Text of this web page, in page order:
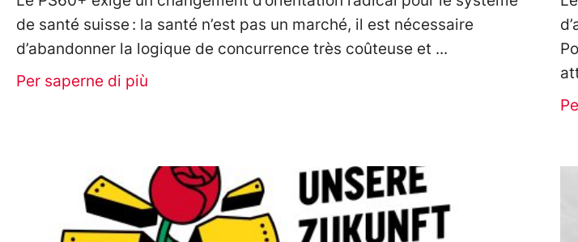
de santé suisse : la santé n’est pas un marché, il est nécessaire
d’abandonner la logique de concurrence très coûteuse et
Per saperne di più